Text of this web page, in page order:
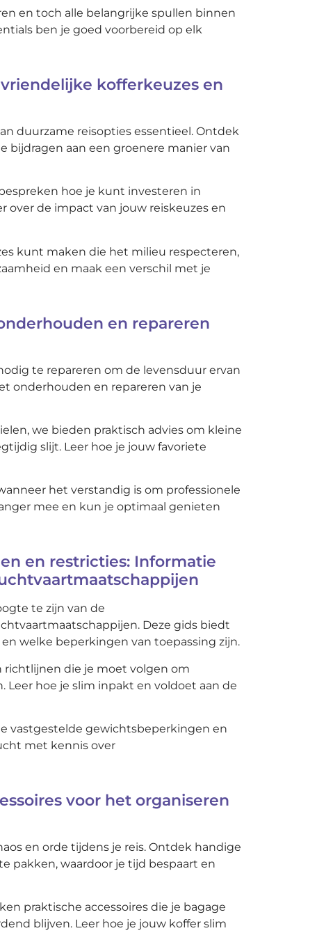
en toch alle belangrijke spullen binnen
ben je goed voorbereid op elk
kofferkeuzes en
duurzame reisopties essentieel. Ontdek
bijdragen aan een groenere manier van
hoe je kunt investeren in
over de impact van jouw reiskeuzes en
kunt maken die het milieu respecteren,
en maak een verschil met je
en repareren
te repareren om de levensduur ervan
onderhouden en repareren van je
we bieden praktisch advies om kleine
slijt. Leer hoe je jouw favoriete
het verstandig is om professionele
mee en kun je optimaal genieten
en restricties: Informatie
te zijn van de
Deze gids biedt
welke beperkingen van toepassing zijn.
richtlijnen die je moet volgen om
hoe je slim inpakt en voldoet aan de
vastgestelde gewichtsbeperkingen en
met kennis over
voor het organiseren
en orde tijdens je reis. Ontdek handige
pakken, waardoor je tijd bespaart en
praktische accessoires die je bagage
blijven. Leer hoe je jouw koffer slim